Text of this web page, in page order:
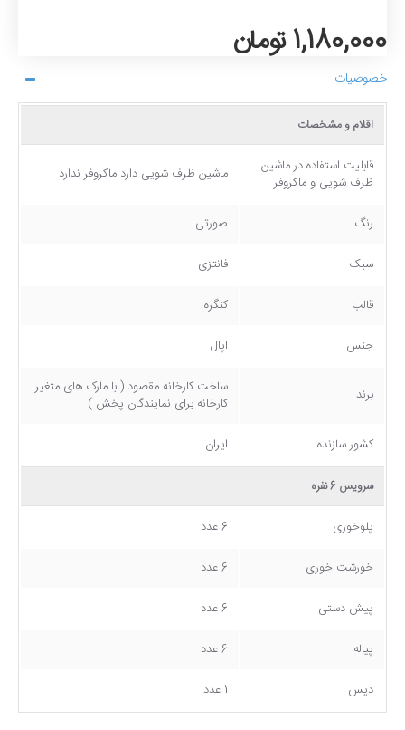
1,180,000 تومان
خصوصیات
اقلام و مشخصات
قابلیت استفاده در ماشین
ظرف شویی و ماکروفر
ماشین ظرف شویی دارد ماکروفر ندارد
رنگ صورتی
سبک فانتزی
قالب کنگره
جنس اپال
برند
ساخت کارخانه مقصود ( با مارک های متغیر
کارخانه برای نمایندگان پخش )
کشور سازنده ایران
سرویس 6 نفره
پلوخوری 6 عدد
خورشت خوری 6 عدد
پیش دستی 6 عدد
پیاله 6 عدد
دیس 1 عدد